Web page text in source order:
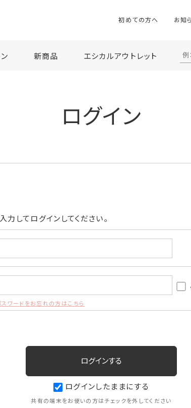
初めての方へ お知
新商品 エシカルアウトレット
ログイン
力してログインしてください。
スワードをお忘れの方はこちら
ログインしたままにする
共有の端末をお使いの方はチェックを外してください